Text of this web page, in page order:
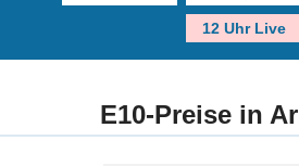
12 Uhr Live
E10-Preise in